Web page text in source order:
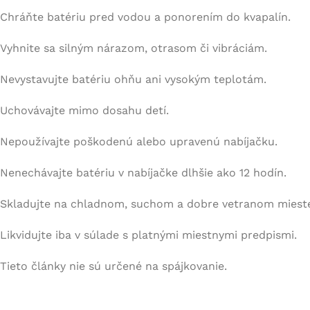
Chráňte batériu pred vodou a ponorením do kvapalín.
Vyhnite sa silným nárazom, otrasom či vibráciám.
Nevystavujte batériu ohňu ani vysokým teplotám.
Uchovávajte mimo dosahu detí.
Nepoužívajte poškodenú alebo upravenú nabíjačku.
Nenechávajte batériu v nabíjačke dlhšie ako 12 hodín.
Skladujte na chladnom, suchom a dobre vetranom
Likvidujte iba v súlade s platnými miestnymi predpismi.
Tieto články nie sú určené na spájkovanie.